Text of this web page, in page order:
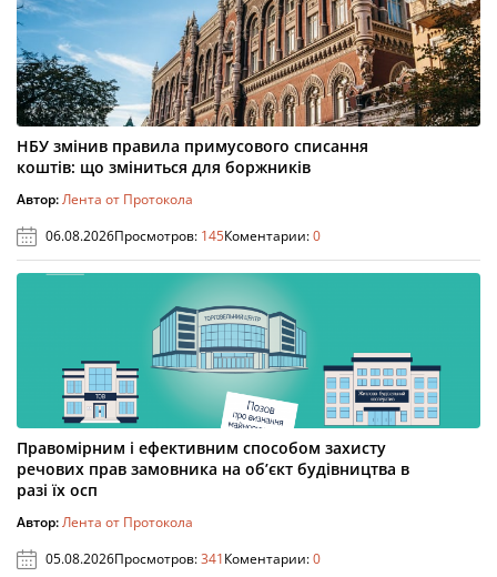
НБУ змінив правила примусового списання
коштів: що зміниться для боржників
Автор:Лента от Протокола
06.08.2026Просмотров: 145Коментарии:0
Правомірним і ефективним способом захисту
речових прав замовника на об’єкт будівництва в
разі їх осп
Автор:Лента от Протокола
05.08.2026Просмотров:341Коментарии:0